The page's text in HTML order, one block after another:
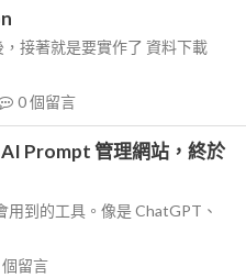
接著就是要實作了 資料下載
0個留言
AI Prompt 管理網站，終於
到的工具。像是 ChatGPT、
個留言